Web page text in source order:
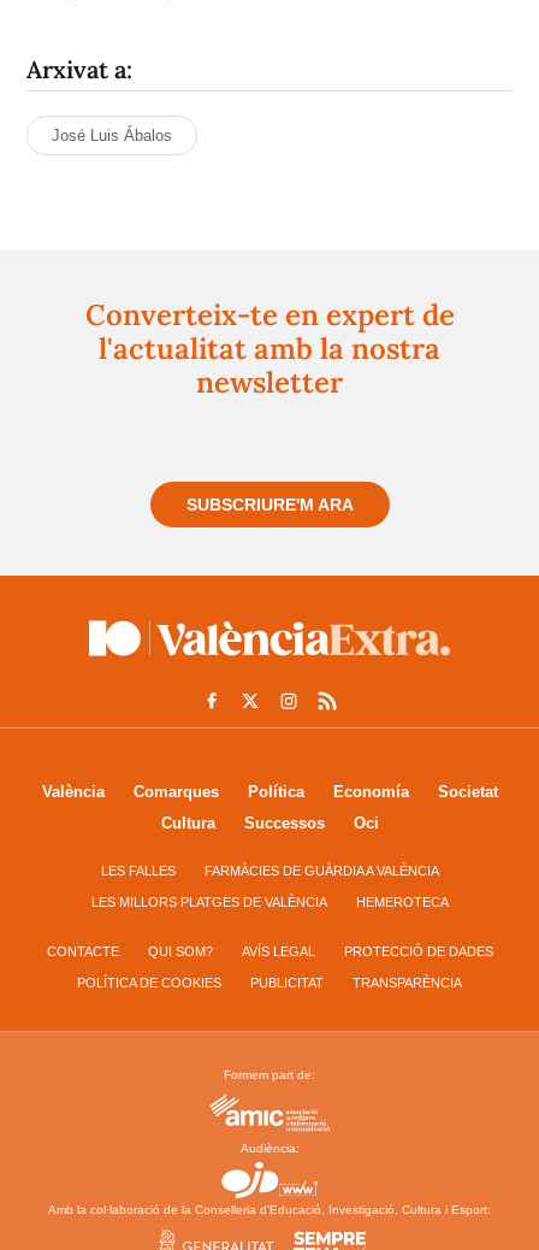
Arxivat a:
José Luis Ábalos
Converteix-te en expert de
l'actualitat amb la nostra
newsletter
SUBSCRIURE'M ARA
València Comarques Política Economía
Societat
Cultura
Successos Oci
LES FALLES FARMÀCIES DE GUÀRDIA A VALÈNCIA
LES MILLORS PLATGES DE VALÈNCIA HEMEROTECA
CONTACTE QUI SOM? AVÍS LEGAL PROTECCIÓ DE DADES
POLÍTICA DE COOKIES PUBLICITAT TRANSPARÈNCIA
Formem part de:
Audiència:
Amb la col·laboració de la Conselleria d’Educació, Investigació, Cultura i Esport: